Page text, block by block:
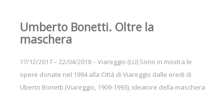
Umberto Bonetti. Oltre la
maschera
17/12/2017 – 22/04/2018 – Viareggio (LU) Sono in mostra le
opere donate nel 1994 alla Città di Viareggio dalle eredi di
Uberto Bonetti (Viareggio, 1909-1993), ideatore della maschera